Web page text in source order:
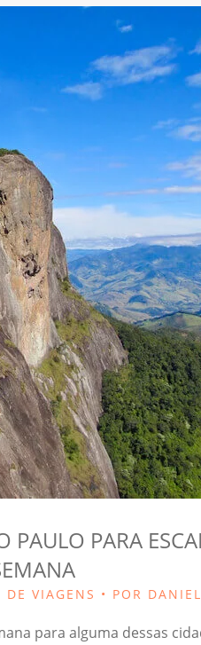
PAULO PARA
DE VIAGENS • POR
para alguma dessas